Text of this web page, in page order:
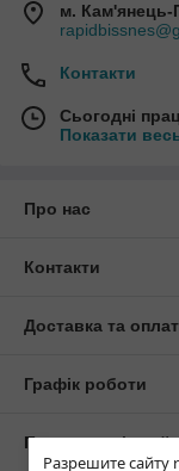
Разрешите сайту
м. Кам'янець-
Контакти
Сьогодні
Показати
Про нас
Контакти
Доставка та
Графік роботи
Повна версія